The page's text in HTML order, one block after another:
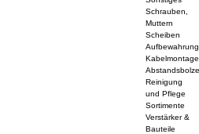
Schrauben,
Muttern
Scheiben
Aufbewahrung
Kabelmontage
Reinigung
und Pflege
Sortimente
Verstärker &
Bauteile